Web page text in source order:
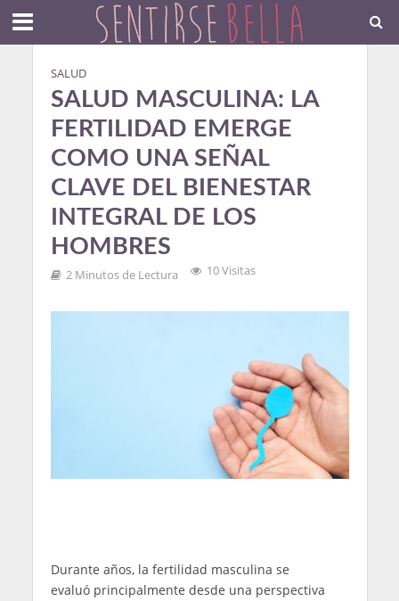
SALUD
SALUD MASCULINA: LA
FERTILIDAD EMERGE
COMO UNA SEÑAL
CLAVE DEL BIENESTAR
INTEGRAL DE LOS
HOMBRES
2 Minutos de Lectura 10 Visitas
Durante años, la fertilidad masculina se
evaluó principalmente desde una perspectiva